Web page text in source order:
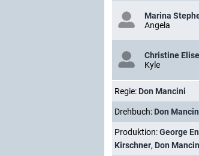
Marina
Angela
Christine Elise
Kyle
Regie: Don Mancini
Drehbuch: Don
Produktion:George
Kirschner, Don